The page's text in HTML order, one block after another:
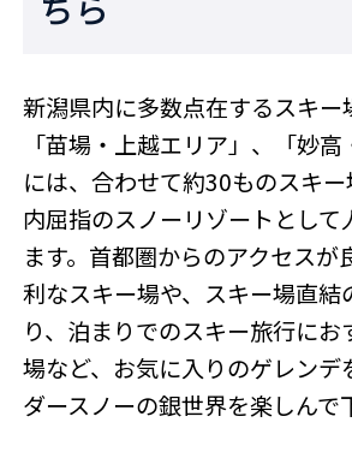
新潟県内に多数点在するスキー
「苗場・上越エリア」、「妙高
には、合わせて約30ものスキ
内屈指のスノーリゾートとして
ます。首都圏からのアクセスが
利なスキー場や、スキー場直結
り、泊まりでのスキー旅行にお
場など、お気に入りのゲレンデ
ダースノーの銀世界を楽しんで